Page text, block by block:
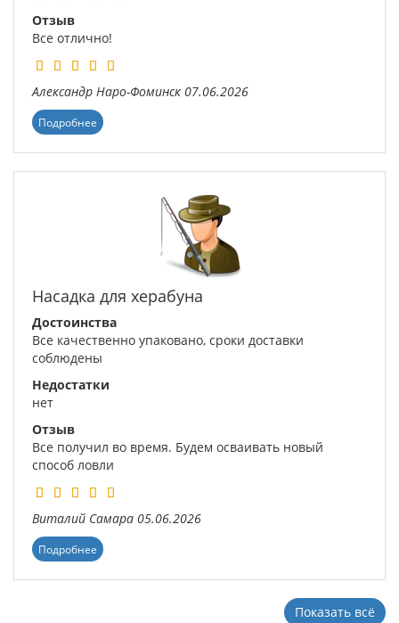
Отзыв
Все отлично!
Александр Наро-Фоминск 07.06.2026
Подробнее
Насадка для херабуна
Достоинства
Все качественно упаковано, сроки доставки
соблюдены
Недостатки
нет
Отзыв
Все получил во время. Будем осваивать новый
способ ловли
Виталий Самара 05.06.2026
Подробнее
Показать всё